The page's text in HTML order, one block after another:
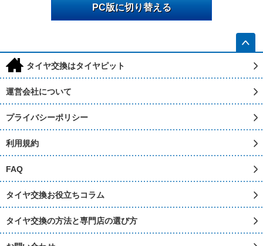
PC版に切り替える
h タイヤ交換はタイヤピット
運営会社について
プライバシーポリシー
利用規約
FAQ
タイヤ交換お役立ちコラム
タイヤ交換の方法と専門店の選び方